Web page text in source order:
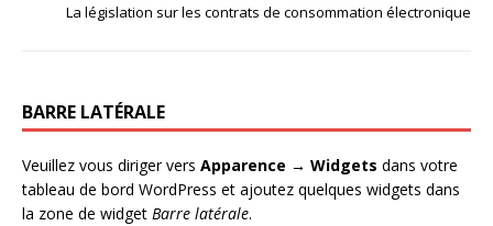
La législation sur les contrats de consommation électronique
BARRE LATÉRALE
Veuillez vous diriger vers Apparence → Widgets dans votre
tableau de bord WordPress et ajoutez quelques widgets dans
la zone de widget Barre latérale.